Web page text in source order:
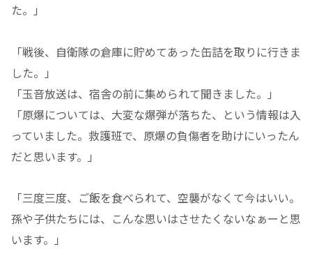
た。」
「戦後、自衛隊の倉庫に貯めてあった缶詰を取りに行きま
した。」
「玉音放送は、宿舎の前に集められて聞きました。」
「原爆については、大変な爆弾が落ちた、という情報は入
っていました。救護班で、原爆の負傷者を助けにいったん
だと思います。」
「三度三度、ご飯を食べられて、空襲がなくて今はいい。
孫や子供たちには、こんな思いはさせたくないなぁーと思
います。」